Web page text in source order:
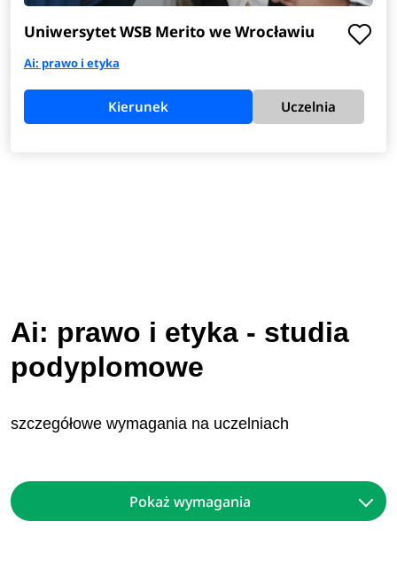
Uniwersytet WSB Merito we Wrocławiu
Ai: prawo i etyka
Kierunek Uczelnia
Ai: prawo i etyka - studia
podyplomowe
szczegółowe wymagania na uczelniach
Pokaż wymagania